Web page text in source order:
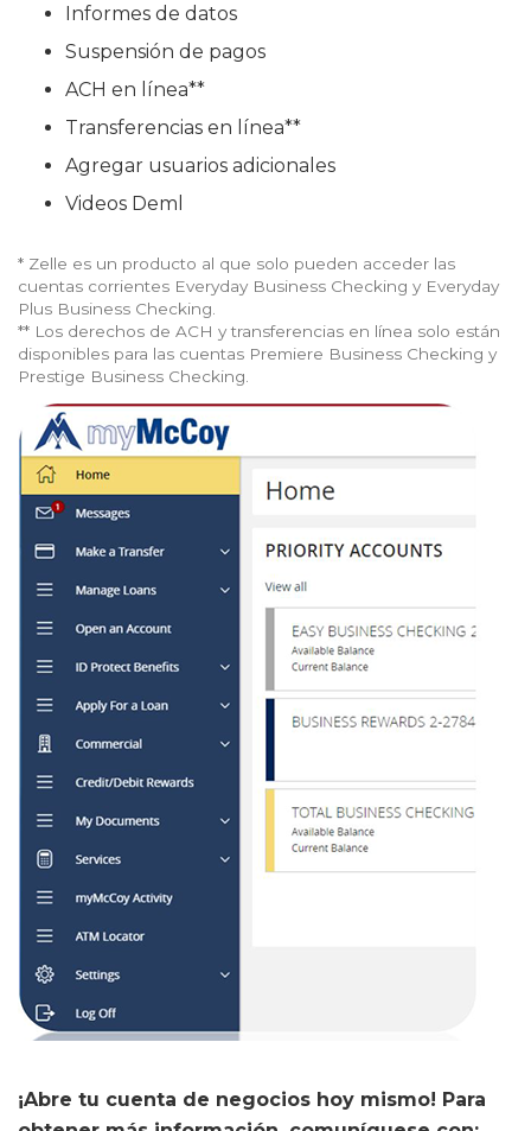
Informes de datos
Suspensión de pagos
ACH en línea**
Transferencias en línea**
Agregar usuarios adicionales
Videos Deml
* Zelle es un producto al que solo pueden acceder las
cuentas corrientes Everyday Business Checking y Everyday
Plus Business Checking.
** Los derechos de ACH y transferencias en línea solo están
disponibles para las cuentas Premiere Business Checking y
Prestige Business Checking.
¡Abre tu cuenta de negocios hoy mismo! Para